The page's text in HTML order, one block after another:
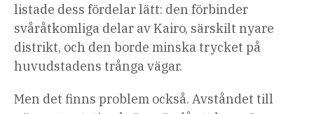
listade dess fördelar lätt: den förbinder
svåråtkomliga delar av Kairo, särskilt nyare
distrikt, och den borde minska trycket på
huvudstadens trånga vägar.
Men det finns problem också. Avståndet till